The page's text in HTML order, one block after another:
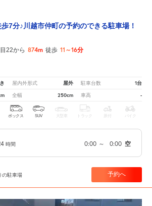
7分♪川越市仲町の予約のできる駐車場！
22から 874m 徒歩 11～16分
屋内外形式 屋外 駐車台数 1台
全幅 250cm 車高 -
ボックス SUV 大型車 トラック 原付 バイク
時間 0:00 ～ 0:00 空
の駐車場 予約へ